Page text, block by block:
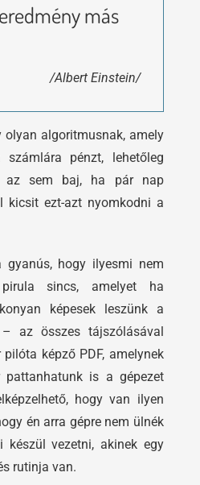
más
/Albert Einstein/
olyan algoritmusnak, amely
pénzt, lehetőleg
az sem baj, ha pár nap
kicsit ezt-azt nyomkodni a
gyanús, hogy ilyesmi nem
sincs, amelyet ha
képesek leszünk a
az összes tájszólásával
képző PDF, amelynek
is a gépezet
hogy van ilyen
én arra gépre nem ülnék
vezetni, akinek egy
rutinja van.